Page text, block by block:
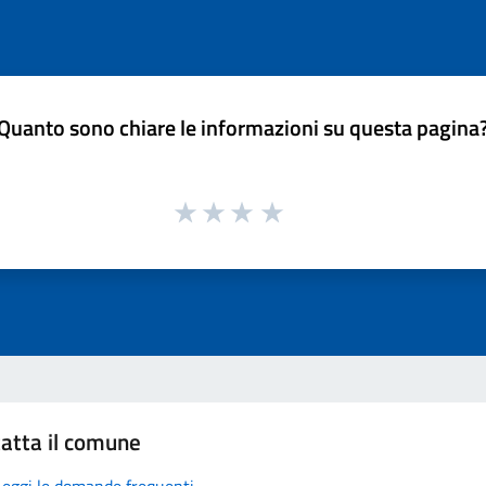
sono chiare le informazioni su questa
il comune